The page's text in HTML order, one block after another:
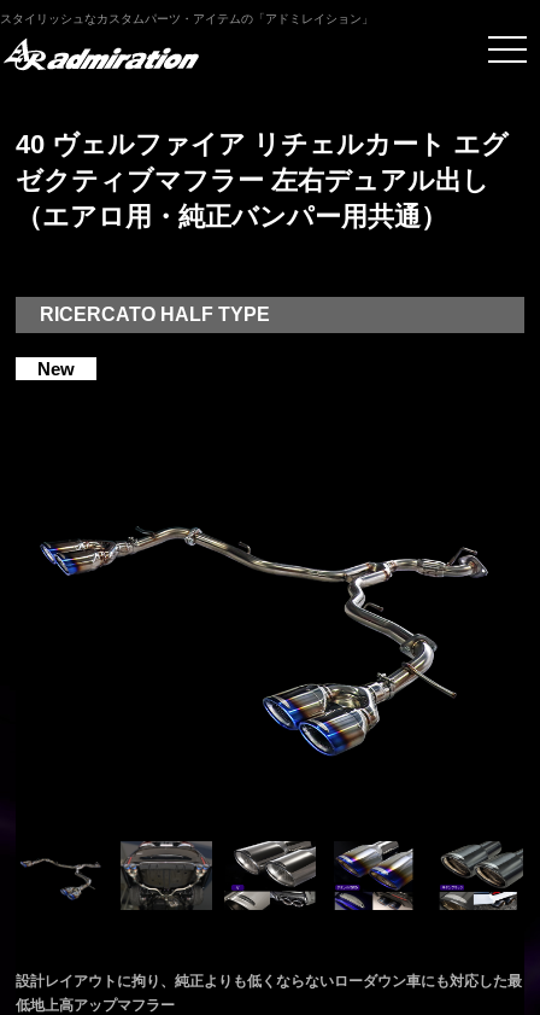
スタイリッシュなカスタムパーツ・アイテムの「アドミレイション」
40 ヴェルファイア リチェルカート エグ
ゼクティブマフラー 左右デュアル出し
（エアロ用・純正バンパー用共通）
RICERCATO HALF TYPE
New
設計レイアウトに拘り、純正よりも低くならないローダウン車にも対応した最
低地上高アップマフラー